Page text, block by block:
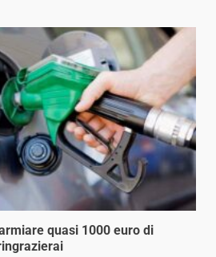
quasi 1000 euro di